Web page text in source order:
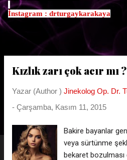
İnstagram : drturgaykarakaya
KKızlık zarı çok acır mı ?
Yazar (Author ) Jinekolog Op. Dr.
- Çarşamba, Kasım 11, 2015
Bakire bayanlar
veya sürtünme
bekaret bozulması